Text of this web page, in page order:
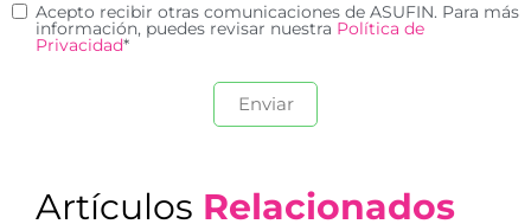
Acepto recibir otras comunicaciones de ASUFIN. Para más
información, puedes revisar nuestra Política de
Privacidad*
Artículos Relacionados